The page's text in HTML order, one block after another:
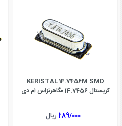
KERISTAL 14.7456M SMD
کریستال 14.7456 مگاهرتزاس ام دی
289/000ریال